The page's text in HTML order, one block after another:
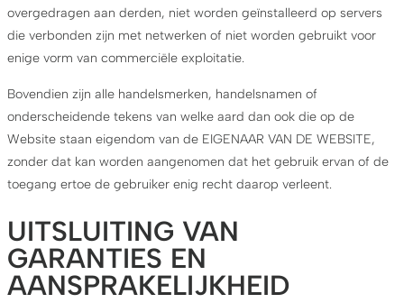
overgedragen aan derden, niet worden geïnstalleerd op servers
die verbonden zijn met netwerken of niet worden gebruikt voor
enige vorm van commerciële exploitatie.
Bovendien zijn alle handelsmerken, handelsnamen of
onderscheidende tekens van welke aard dan ook die op de
Website staan eigendom van de EIGENAAR VAN DE WEBSITE,
zonder dat kan worden aangenomen dat het gebruik ervan of de
toegang ertoe de gebruiker enig recht daarop verleent.
UITSLUITING VAN
GARANTIES EN
AANSPRAKELIJKHEID